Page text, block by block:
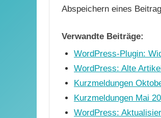
Abspeichern eines
Verwandte Beiträge:
WordPress-Plugin:
WordPress: Alte
Kurzmeldungen
Kurzmeldungen Mai
WordPress: